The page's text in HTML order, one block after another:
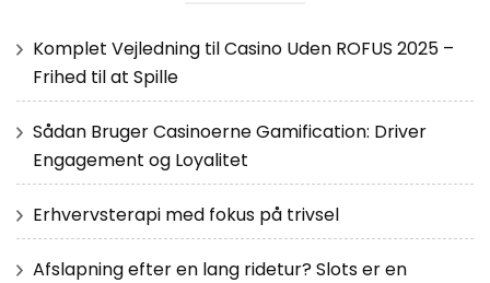
Komplet Vejledning til Casino Uden ROFUS 2025 –
Frihed til at Spille
Sådan Bruger Casinoerne Gamification: Driver
Engagement og Loyalitet
Erhvervsterapi med fokus på trivsel
Afslapning efter en lang ridetur? Slots er en